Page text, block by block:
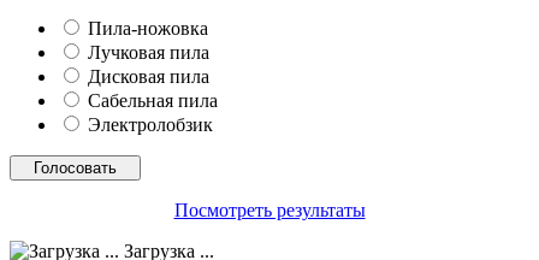
Пила-ножовка
Лучковая пила
Дисковая пила
Сабельная пила
Электролобзик
Посмотреть результаты
Загрузка ...